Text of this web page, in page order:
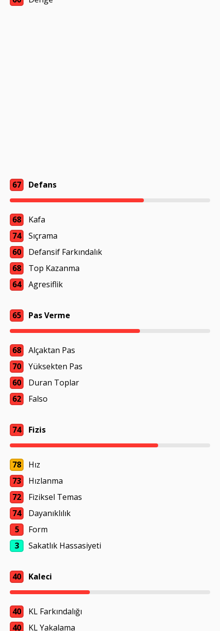
67 Defans
68
Kafa
74
Sıçrama
60
Defansif Farkındalık
68
Top Kazanma
64
Agresiflik
65 Pas Verme
68
Alçaktan Pas
70
Yüksekten Pas
60
Duran Toplar
62
Falso
74 Fizis
78
Hız
73
Hızlanma
72
Fiziksel Temas
74
Dayanıklılık
5
Form
3
Sakatlık Hassasiyeti
40 Kaleci
40
KL Farkındalığı
40
KL Yakalama